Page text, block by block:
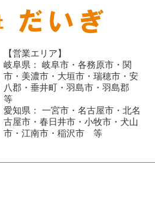
【営業エリア】
岐阜県： 岐阜市・各務原市・関
市・美濃市・大垣市・瑞穂市・安
八郡・垂井町・羽島市・羽島郡
等
愛知県： 一宮市・名古屋市・北名
古屋市・春日井市・小牧市・犬山
市・江南市・稲沢市 等